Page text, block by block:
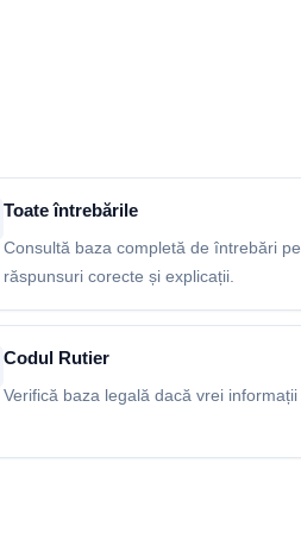
Toate întrebările
Consultă baza completă de întrebări
răspunsuri corecte și explicații.
Codul Rutier
Verifică baza legală dacă vrei